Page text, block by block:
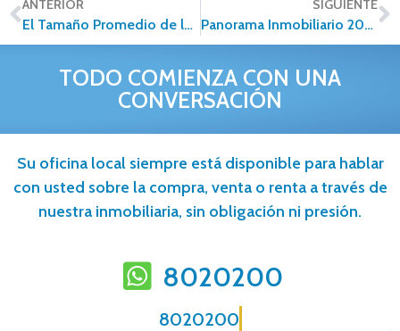
ANTERIOR
El Tamaño Promedio de los Departamentos en México: Una Tendencia en Reducción
SIGUIENTE
Panorama Inmobiliario 2025: Retos y Oportunidades en un Contexto Transformador
TODO COMIENZA CON UNA
CONVERSACIÓN
Su oficina local siempre está disponible para hablar
con usted sobre la compra, venta o renta a través de
nuestra inmobiliaria, sin obligación ni presión.
8020200
8020200